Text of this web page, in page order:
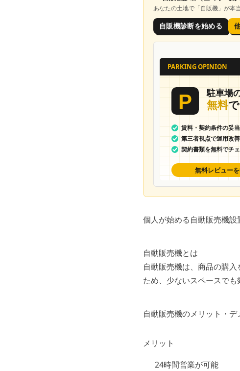
あなたの土地で「自販機 」が本
自販機診断を始める
個人が始める自動販売機設
自動販売機とは
自動販売機は、商品の購
ため、少ないスペースでも
自動販売機のメリット・デ
メリット
24時間営業が可能